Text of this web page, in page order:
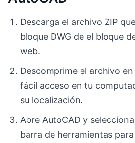
Descarga el archivo ZIP
bloque DWG de el bloque
web.
Descomprime el archivo
fácil acceso en tu
su localización.
Abre AutoCAD y selecciona
barra de herramientas